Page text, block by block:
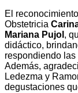
El
Obstetricia
Mariana Pujol ,
didáctico,
respondiendo
Además,
Ledezma y
degustaciones